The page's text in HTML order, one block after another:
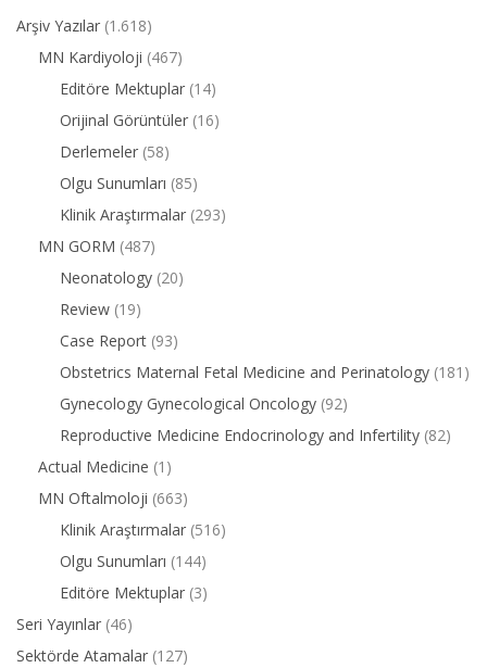
Arşiv Yazılar (1.618)
MN Kardiyoloji (467)
Editöre Mektuplar (14)
Orijinal Görüntüler (16)
Derlemeler (58)
Olgu Sunumları (85)
Klinik Araştırmalar (293)
MN GORM (487)
Neonatology (20)
Review (19)
Case Report (93)
Obstetrics Maternal Fetal Medicine and Perinatology (181)
Gynecology Gynecological Oncology (92)
Reproductive Medicine Endocrinology and Infertility (82)
Actual Medicine (1)
MN Oftalmoloji (663)
Klinik Araştırmalar (516)
Olgu Sunumları (144)
Editöre Mektuplar (3)
Seri Yayınlar (46)
Sektörde Atamalar (127)